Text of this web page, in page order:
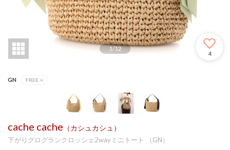
1/12
4
GN FREE ×
cache cache （カシュカシュ）
下がりグログランクロッシェ2wayミニトート （GN）